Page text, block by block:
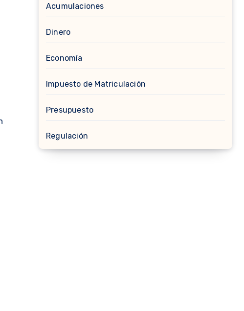
Acumulaciones
Dinero
Economía
Impuesto de Matriculación
Presupuesto
Regulación